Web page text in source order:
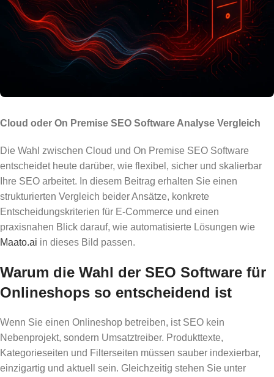
Cloud oder On Premise SEO Software Analyse Vergleich
Die Wahl zwischen Cloud und On Premise SEO Software
entscheidet heute darüber, wie flexibel, sicher und skalierbar
Ihre SEO arbeitet. In diesem Beitrag erhalten Sie einen
strukturierten Vergleich beider Ansätze, konkrete
Entscheidungskriterien für E‑Commerce und einen
praxisnahen Blick darauf, wie automatisierte Lösungen wie
Maato.ai in dieses Bild passen.
Warum die Wahl der SEO Software für
Onlineshops so entscheidend ist
Wenn Sie einen Onlineshop betreiben, ist SEO kein
Nebenprojekt, sondern Umsatztreiber. Produkttexte,
Kategorieseiten und Filterseiten müssen sauber indexierbar,
einzigartig und aktuell sein. Gleichzeitig stehen Sie unter